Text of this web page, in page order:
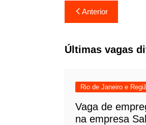
Navegação
de
Post
Anterior
Últimas vagas
Rio de Janeiro e
Vaga de
na empresa